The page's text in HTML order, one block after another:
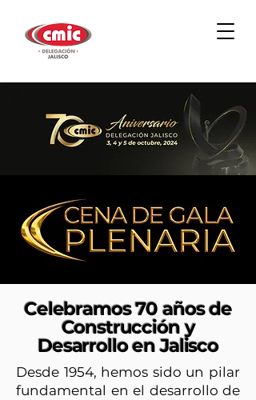
Celebramos 70 años de
Construcción y
Desarrollo en Jalisco
Desde 1954, hemos sido un pilar
fundamental en el desarrollo de